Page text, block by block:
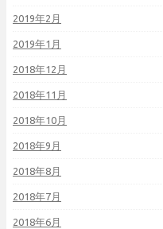
2019年2月
2019年1月
2018年12月
2018年11月
2018年10月
2018年9月
2018年8月
2018年7月
2018年6月